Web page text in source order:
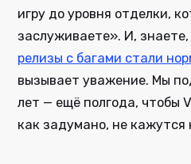
игру до уровня отделки,
заслуживаете». И, знаете,
релизы с багами стали
вызывает уважение. Мы
лет — ещё полгода, чтобы
как задумано, не кажутся